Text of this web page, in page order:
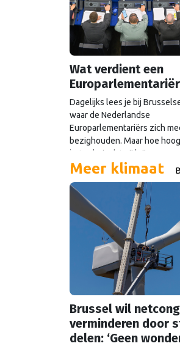
Wat verdient een
Dagelijks lees je bij
waar de Nederlandse
Europarlementariërs zich
bezighouden. Maar hoe
het salaris dat zij krijgen?
Meer klimaat
Brussel wil
verminderen door
delen: ‘Geen